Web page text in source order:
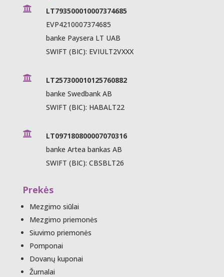

LT793500010007374685
EVP4210007374685
banke Paysera LT UAB
SWIFT (BIC): EVIULT2VXXX

LT257300010125760882
banke Swedbank AB
SWIFT (BIC): HABALT22

LT097180800007070316
banke Artea bankas AB
SWIFT (BIC): CBSBLT26
Prekės
Mezgimo siūlai
Mezgimo priemonės
Siuvimo priemonės
Pomponai
Dovanų kuponai
Žurnalai